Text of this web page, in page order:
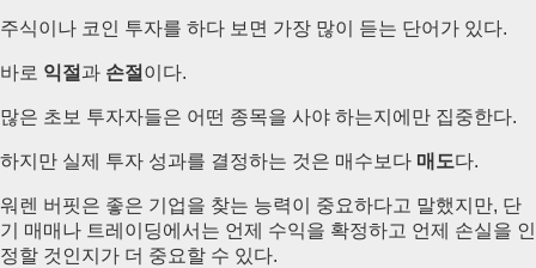
주식이나 코인 투자를 하다 보면 가장 많이 듣는 단어가 있다.
바로 익절과 손절이다.
많은 초보 투자자들은 어떤 종목을 사야 하는지에만 집중한다.
하지만 실제 투자 성과를 결정하는 것은 매수보다 매도다.
워렌 버핏은 좋은 기업을 찾는 능력이 중요하다고 말했지만, 단
기 매매나 트레이딩에서는 언제 수익을 확정하고 언제 손실을 인
정할 것인지가 더 중요할 수 있다.